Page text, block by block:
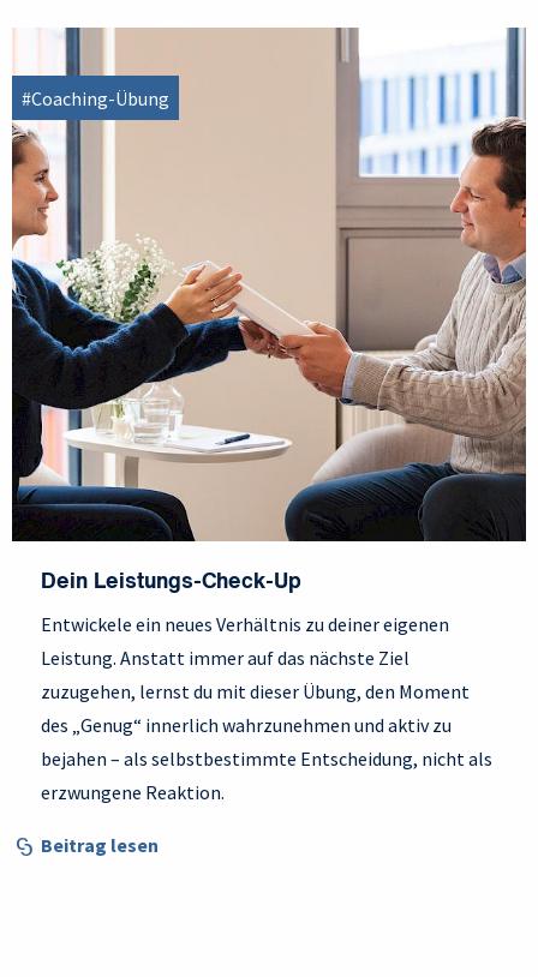
#Coaching-Übung
Dein Leistungs-Check-Up
Entwickele ein neues Verhältnis zu deiner eigenen
Leistung. Anstatt immer auf das nächste Ziel
zuzugehen, lernst du mit dieser Übung, den Moment
des „Genug“ innerlich wahrzunehmen und aktiv zu
bejahen – als selbstbestimmte Entscheidung, nicht als
erzwungene Reaktion.
Beitrag lesen